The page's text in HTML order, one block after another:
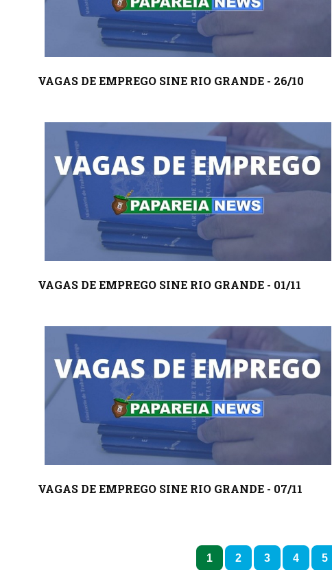
VAGAS DE EMPREGO SINE RIO GRANDE - 26/10
VAGAS DE EMPREGO SINE RIO GRANDE - 01/11
VAGAS DE EMPREGO SINE RIO GRANDE - 07/11
1 2 3 4 5